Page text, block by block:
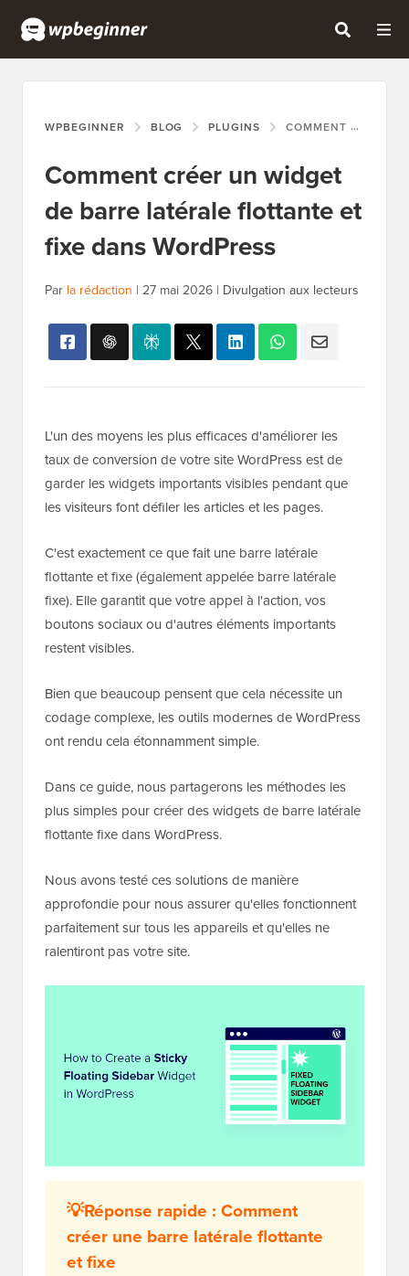
WPBEGINNER BLOG PLUGINS COMMENT CRÉER UN WIDGET DE BARRE LATÉRALE FLOTTANTE ET FIXE DANS WORDPRESS
Comment créer un widget
de barre latérale flottante et
fixe dans WordPress
Par la rédaction | 27 mai 2026 | Divulgation aux lecteurs
L'un des moyens les plus efficaces d'améliorer les
taux de conversion de votre site WordPress est de
garder les widgets importants visibles pendant que
les visiteurs font défiler les articles et les pages.
C'est exactement ce que fait une barre latérale
flottante et fixe (également appelée barre latérale
fixe). Elle garantit que votre appel à l'action, vos
boutons sociaux ou d'autres éléments importants
restent visibles.
Bien que beaucoup pensent que cela nécessite un
codage complexe, les outils modernes de WordPress
ont rendu cela étonnamment simple.
Dans ce guide, nous partagerons les méthodes les
plus simples pour créer des widgets de barre latérale
flottante fixe dans WordPress.
Nous avons testé ces solutions de manière
approfondie pour nous assurer qu'elles fonctionnent
parfaitement sur tous les appareils et qu'elles ne
ralentiront pas votre site.
💡Réponse rapide : Comment
créer une barre latérale flottante
et fixe